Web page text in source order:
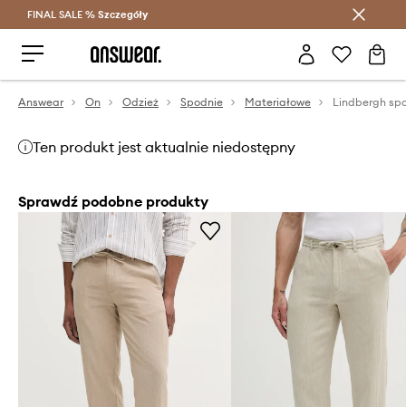
Oszczędzaj z Answear Club >
FINAL SALE % Szczegóły
Answear On Odzież Spodnie Materiałowe Lindbergh
Ten produkt jest aktualnie niedostępny
Sprawdź podobne produkty